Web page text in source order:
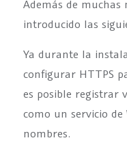
Además de muchas
introducido las
Ya durante la
configurar HTTPS
es posible registrar
como un servicio
nombres.